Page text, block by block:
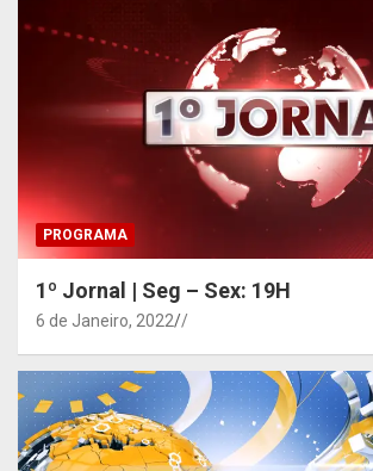
PROGRAMA
1º Jornal | Seg – Sex: 19H
6 de Janeiro, 2022 /